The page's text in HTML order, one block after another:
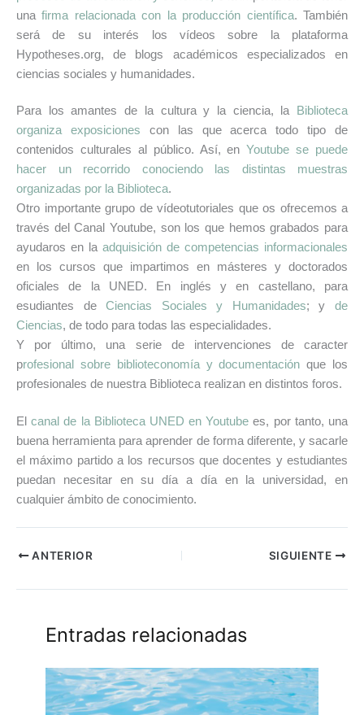
unafirma relacionada con la producción científica. También
será de su interés los vídeos sobre la plataforma
Hypotheses.org, de blogs académicos especializados en
ciencias sociales y humanidades.
Para los amantes de la cultura y la ciencia, la
Biblioteca
organiza exposiciones con las que acerca todo tipo de
contenidos culturales al público. Así, enYoutube se puede
hacer un recorrido conociendo las distintas muestras
organizadas por la Biblioteca.
Otro importante grupo de vídeotutoriales que os ofrecemos a
través del Canal Youtube, son los que hemos grabados para
ayudaros en la adquisición de competencias informacionales
en los cursos que impartimos en másteres y doctorados
oficiales de la UNED. En inglés y en castellano, para
esudiantes deCiencias Sociales y Humanidades; yde
Ciencias, de todo para todas las especialidades.
Y por último, una serie de intervenciones de caracter
profesional sobre biblioteconomía y documentación que los
profesionales de nuestra Biblioteca realizan en distintos foros.
Elcanal de la Biblioteca UNED en Youtube es, por tanto, una
buena herramienta para aprender de forma diferente, y sacarle
el máximo partido a los recursos que docentes y estudiantes
puedan necesitar en su día a día en la universidad, en
cualquier ámbito de conocimiento.
ANTERIOR SIGUIENTE
Entradas relacionadas